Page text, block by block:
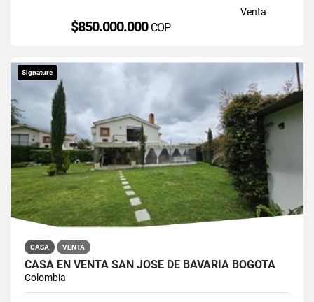
Venta
$850.000.000 COP
Signature
CASA VENTA
CASA EN VENTA SAN JOSÉ DE BAVARIA BOGOTÁ
Colombia